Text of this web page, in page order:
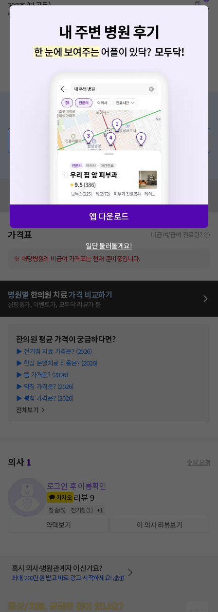
208호 (마곡동)
발산역 120m
사
증상/치료, 궁금한 점이 있나요?
의사가 직접 답해드려요!
💬 무엇이든 물어보세요
혹시 잘못된 병원정보가 있나요?
가격표 비급여/급여 진료란?
※ 해당병원의 비급여 가격표는 현재 준비중입니다.
병원별 한의원 치료가격 비교하기
심평원가, 이벤트가, 모두닥 리뷰가 등
한의원평균 가격이 궁금하다면?
▶ 전기침 치료 가격은? (2026)
▶ 한방 온열치료 비용은? (2026)
▶ 뜸 가격은? (2026)
▶ 약침 가격은? (2026)
▶ 봉침 가격은? (2026)
전체보기
의사1 수정 요청
로그인 후 이름확인
카카오 리뷰9
침술(5) 전기침(1 ) +1
약력보기 이 의사 리뷰보기
혹시 의사·병원관계자 이신가요?
최대 200만원 받고 바로 광고 시작하세요! 💰💰
증상/치료, 궁금한 점이 있나요?
앱 다운로드
일단 둘러볼게요!